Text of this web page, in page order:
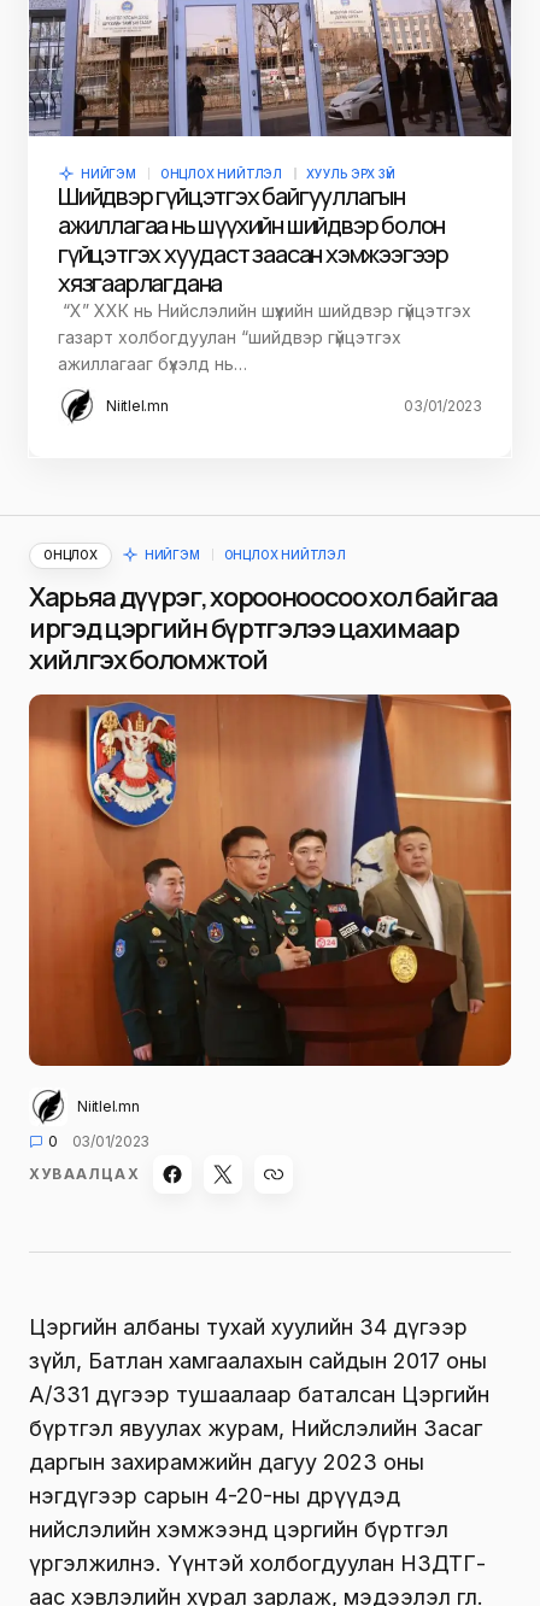
НИЙГЭМ ОНЦЛОХ НИЙТЛЭЛ ХУУЛЬ ЭРХ ЗҮЙ
Шийдвэр гүйцэтгэх байгууллагын
ажиллагаа нь шүүхийн шийдвэр болон
гүйцэтгэх хуудаст заасан хэмжээгээр
хязгаарлагдана
“Х” ХХК нь Нийслэлийн шүүхийн шийдвэр гүйцэтгэх
газарт холбогдуулан “шийдвэр гүйцэтгэх
ажиллагааг бүхэлд нь…
Niitlel.mn 03/01/2023
ОНЦЛОХ НИЙГЭМ ОНЦЛОХ НИЙТЛЭЛ
Харьяа дүүрэг, хорооноосоо хол байгаа
иргэд цэргийн бүртгэлээ цахимаар
хийлгэх боломжтой
Niitlel.mn
0
03/01/2023
ХУВААЛЦАХ
Цэргийн албаны тухай хуулийн 34 дүгээр
зүйл, Батлан хамгаалахын сайдын 2017 оны
A/331 дүгээр тушаалаар баталсан Цэргийн
бүртгэл явуулах журам, Нийслэлийн Засаг
даргын захирамжийн дагуу 2023 оны
нэгдүгээр сарын 4-20-ны өдрүүдэд
нийслэлийн хэмжээнд цэргийн бүртгэл
үргэлжилнэ. Үүнтэй холбогдуулан НЗДТГ-
аас хэвлэлийн хурал зарлаж, мэдээлэл өглөө.